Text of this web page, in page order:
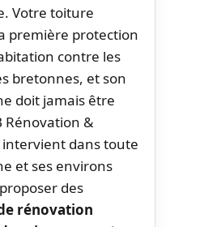
Votre toiture
première protection
contre les
bretonnes, et son
doit jamais être
Rénovation &
dans toute
et ses environs
des
rénovation